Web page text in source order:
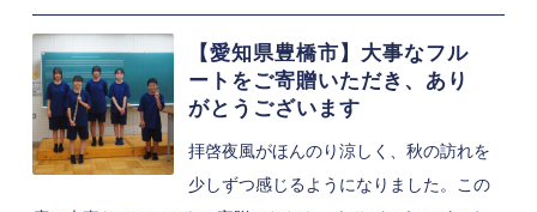
【愛知県豊橋市】大事なフル
ートをご寄贈いただき、あり
がとうございます
拝啓夜風がほんのり涼しく、秋の訪れを
少しずつ感じるようになりました。この